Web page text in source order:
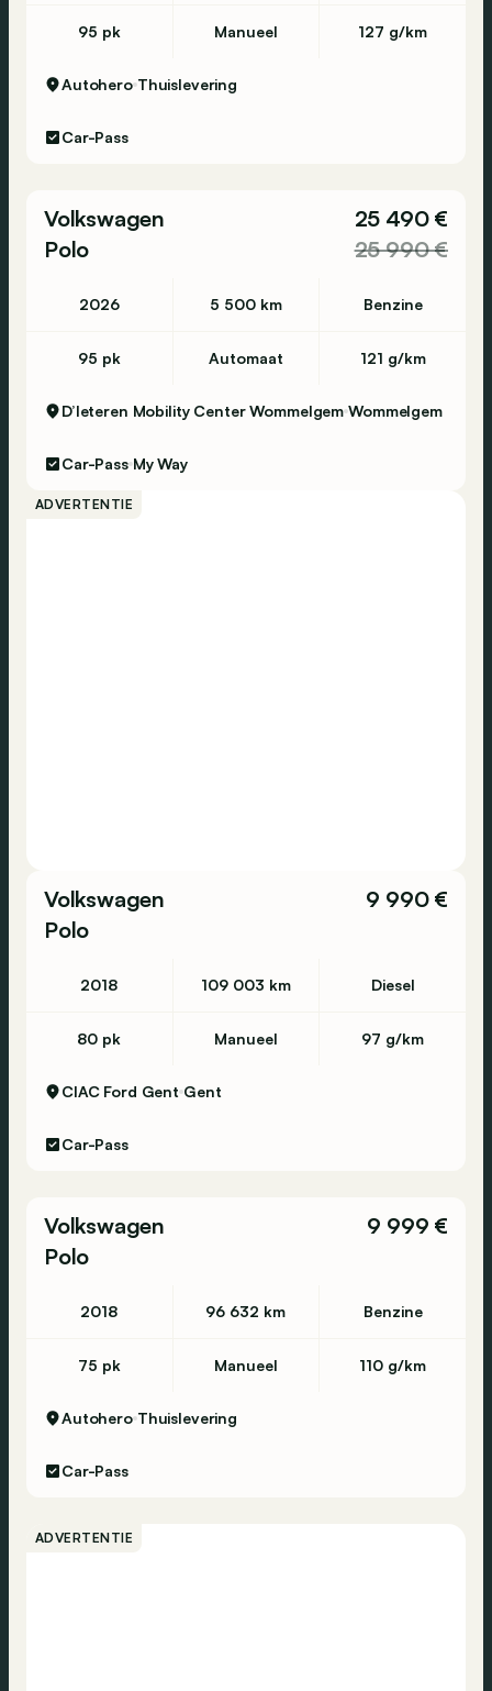
95 pk Manueel 127 g/km
Autohero Thuislevering
Car-Pass
Volkswagen
Polo
25 490 €
25 990 €
2026 5 500 km Benzine
95 pk Automaat 121 g/km
D’Ieteren Mobility Center Wommelgem Wommelgem
Car-Pass My Way
ADVERTENTIE
Volkswagen
Polo
9 990 €
2018 109 003 km Diesel
80 pk Manueel 97 g/km
CIAC Ford Gent Gent
Car-Pass
Volkswagen
Polo
9 999 €
2018 96 632 km Benzine
75 pk Manueel 110 g/km
Autohero Thuislevering
Car-Pass
ADVERTENTIE